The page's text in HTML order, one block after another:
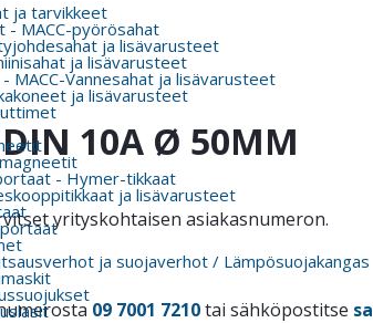
ja tarvikkeet
- MACC-pyörösahat
ja lisävarusteet
ja lisävarusteet
- MACC-Vannesahat ja lisävarusteet
ja lisävarusteet
- Hymer-tikkaat
ja lisävarusteet
ja suojaverhot / Lämpösuojakangas
DIN 10A Ø 50MM
yrityskohtaisen asiakasnumeron.
09 7001 7210tai sähköpostitse